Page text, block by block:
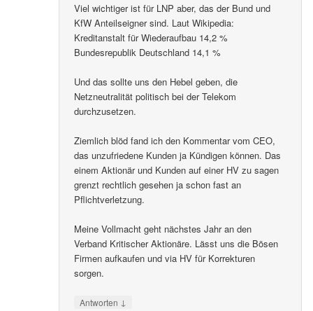
Viel wichtiger ist für LNP aber, das der Bund und
KfW Anteilseigner sind. Laut Wikipedia:
Kreditanstalt für Wiederaufbau 14,2 %
Bundesrepublik Deutschland 14,1 %
Und das sollte uns den Hebel geben, die
Netzneutralität politisch bei der Telekom
durchzusetzen.
Ziemlich blöd fand ich den Kommentar vom CEO,
das unzufriedene Kunden ja Kündigen können. Das
einem Aktionär und Kunden auf einer HV zu sagen
grenzt rechtlich gesehen ja schon fast an
Pflichtverletzung.
Meine Vollmacht geht nächstes Jahr an den
Verband Kritischer Aktionäre. Lässt uns die Bösen
Firmen aufkaufen und via HV für Korrekturen
sorgen.
Antworten ↓